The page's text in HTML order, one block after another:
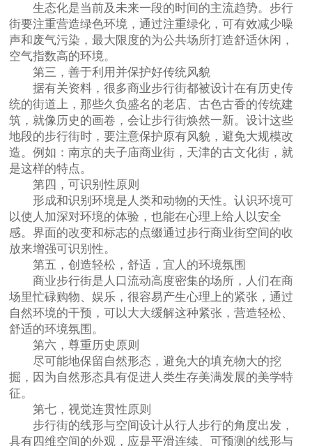
生态化是当前及未来一段的时间的主流趋势。步行
街要注重营造绿色环境，通过注重绿化，可有效减少噪
声和废气污染，最大限度的为公共场所打造舒适休闲，
空气指数高的环境。
第三，善于利用并保护好传统风貌
据有关资料，很多商业步行街都被设计在有历史传
统的街道上，那些久负盛名的老店、古色古香的传统建
筑，就像历史的画卷，会让步行街焕然一新。设计这些
地段的步行街时，要注意保护原有风貌，避免大规模改
造。例如：南京的夫子庙商业街，天津的古文化街，就
是这样的特点。
第四，可识别性原则
形成和识别环境是人类和动物的天性。认识环境可
以使人加深对环境的体验，也能在心理上给人以安全
感。界面的改变和标志的点缀通过步行商业街空间的收
放来增强可识别性。
第五，创造轻松，舒适，宜人的环境氛围
商业步行街是人口流动高度密集的场所，人们在商
场里忙碌购物、娱乐，很容易产生心理上的紧张，通过
自然环境的干预，可以大大缓解这种紧张，营造轻松、
舒适的环境氛围。
第六，尊重历史原则
尽可能地保留自然形态，避免大的填充物大的挖
掘，因为自然形态具有促进人类生存美满发展的美学特
征。
第七，视觉连贯性原则
步行街的线形与空间设计从行人步行的角度出发，
具有四维空间的外观，应是平滑连续、可预测的线形与